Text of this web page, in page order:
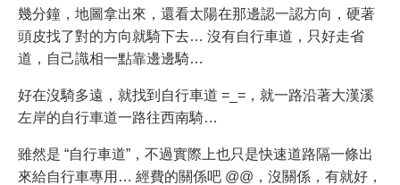
幾分鐘，地圖拿出來，還看太陽在那邊認一認方向，硬著
頭皮找了對的方向就騎下去… 沒有自行車道，只好走省
道，自己識相一點靠邊邊騎…
好在沒騎多遠，就找到自行車道 =_=，就一路沿著大漢溪
左岸的自行車道一路往西南騎…
雖然是 “自行車道”，不過實際上也只是快速道路隔一條出
來給自行車專用… 經費的關係吧 @@，沒關係，有就好，